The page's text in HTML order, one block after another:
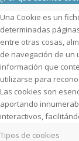
Una Cookie es un
determinadas
entre otras cosas,
de navegación de un
información que
utilizarse para
Las cookies son
aportando
interactivos,
Tipos de cookies